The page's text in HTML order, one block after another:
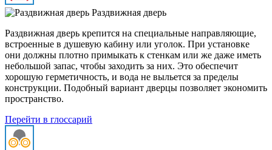
Раздвижная дверь
Раздвижная дверь крепится на специальные направляющие,
встроенные в душевую кабину или уголок. При установке
они должны плотно примыкать к стенкам или же даже иметь
небольшой запас, чтобы заходить за них. Это обеспечит
хорошую герметичность, и вода не выльется за пределы
конструкции. Подобный вариант дверцы позволяет экономить
пространство.
Перейти в глоссарий